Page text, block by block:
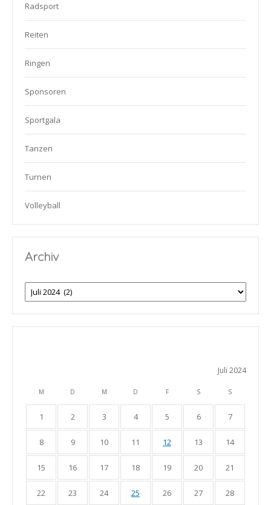
Radsport
Reiten
Ringen
Sponsoren
Sportgala
Tanzen
Turnen
Volleyball
Archiv
Archiv
Juli 2024
M D M D F S S
1 2 3 4 5 6 7
8 9 10 11 12 13 14
15 16 17 18 19 20 21
22 23 24 25 26 27 28